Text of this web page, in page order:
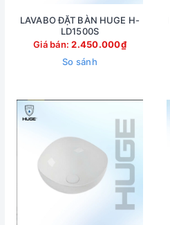
LAVABO ĐẶT BÀN HUGE H-
LD1500S
Giá bán:2.450.000₫
So sánh